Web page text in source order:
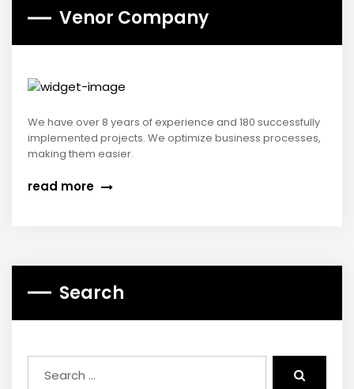
Venor Company
We have over 8 years of experience and 180 successfully
implemented projects. We optimize business processes,
making them easier.
read more
Search